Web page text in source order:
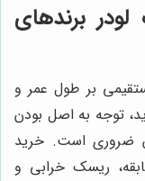
برندهای
بر طول عمر و
توجه به اصل بودن
ضروری است. خرید
ریسک خرابی و